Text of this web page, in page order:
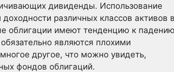
дивиденды. Использование
различных классов активов в
облигации имеют тенденцию к
являются плохими
другое, что можно увидеть,
фондов облигаций.